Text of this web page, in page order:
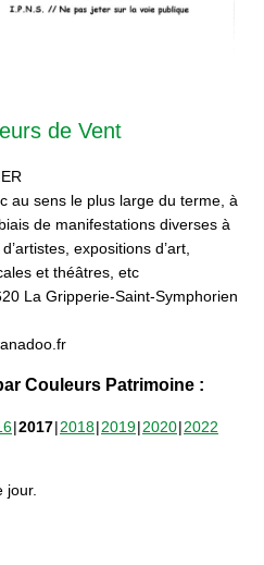
de Vent
au sens le plus large du terme, à
de manifestations diverses à
expositions d’art,
et théâtres, etc
La Gripperie-Saint-Symphorien
Couleurs Patrimoine :
2017 2018 2019 2020 2022
jour.